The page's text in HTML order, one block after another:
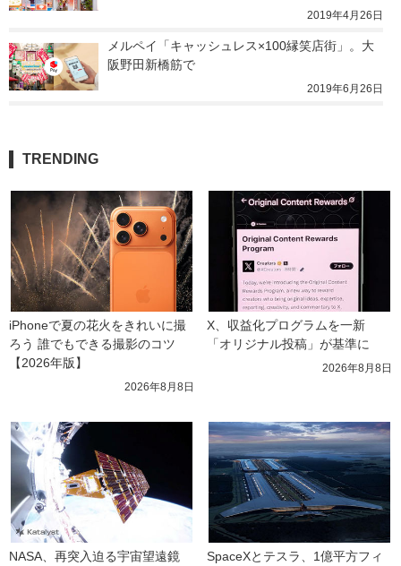
2019年4月26日
メルペイ「キャッシュレス×100縁笑店街」。大
阪野田新橋筋で
2019年6月26日
TRENDING
iPhoneで夏の花火をきれいに撮
ろう 誰でもできる撮影のコツ
【2026年版】
2026年8月8日
X、収益化プログラムを一新
「オリジナル投稿」が基準に
2026年8月8日
NASA、再突入迫る宇宙望遠鏡
SpaceXとテスラ、1億平方フィ